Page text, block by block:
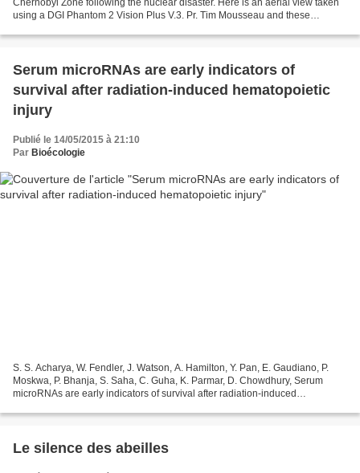
Chernobyl Zone following the nuclear disaster. Here is an aerial view taken
using a DGI Phantom 2 Vision Plus V.3. Pr. Tim Mousseau and these
Serum microRNAs are early indicators of
survival after radiation-induced hematopoietic
injury
Publié le 14/05/2015 à 21:10
Par Bioécologie
S. S. Acharya, W. Fendler, J. Watson, A. Hamilton, Y. Pan, E. Gaudiano, P.
Moskwa, P. Bhanja, S. Saha, C. Guha, K. Parmar, D. Chowdhury, Serum
microRNAs are early indicators of survival after radiation-induced
Le silence des abeilles